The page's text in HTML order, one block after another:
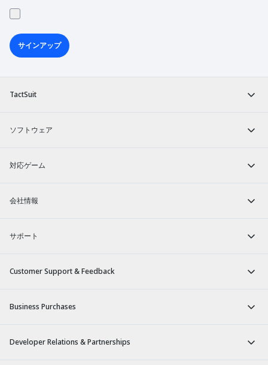
TactSuit
ソフトウェア
対応ゲーム
会社情報
サポート
Customer Support & Feedback
Business Purchases
Developer Relations & Partnerships
サインアップ